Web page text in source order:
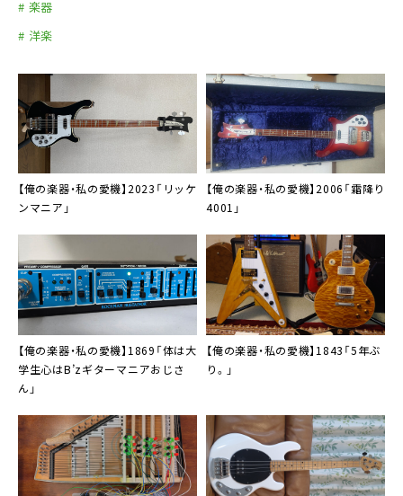
# 楽器
# 洋楽
【俺の楽器・私の愛機】2023「リッケ
ンマニア」
【俺の楽器・私の愛機】2006「霜降り
4001」
【俺の楽器・私の愛機】1869「体は大
学生心はB’zギターマニアおじさ
ん」
【俺の楽器・私の愛機】1843「5年ぶ
り。」